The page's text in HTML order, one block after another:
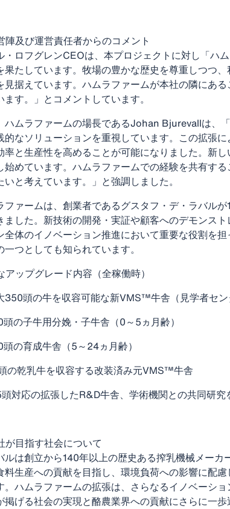
及び運営責任者からのコメント
・ロフグレンCEOは、本プロジェクトに対し「ハ
果たしています。牧場の豊かな歴史を尊重しつつ
見据えています。ハムラファームが本社の隣にあ
ます。」とコメントしています。
ハムラファームの場長であるJohan Bjurevallは、
的なソリューションを重視しています。この拡張
率と生産性を高めることが可能になりました。新
始めています。ハムラファームでの経験を共有す
いと考えています。」と強調しました。
ファームは、創業者であるグスタフ・デ・ラバル
ました。新技術の開発・実証や顧客へのデモンス
全体のイノベーション推進において重要な役割を
一つとしても知られています。
ップグレード内容（全稼働時）
頭の牛を収容可能な新VMS™牛舎（見学者セン
の子牛用分娩・子牛舎（0～5ヵ月齢）
の育成牛舎（5～24ヵ月齢）
乾乳牛を収容する改装済み元VMS™牛舎
対応の拡張したR&D牛舎、学術機関との共同研究
目指す社会について
ルは創立から140年以上の歴史ある搾乳機械メー
料生産への貢献を目指し、環境負荷への影響に配
。ハムラファームの拡張は、さらなるイノベーシ
掲げる社会の実現と酪農業界への貢献にさらに一歩